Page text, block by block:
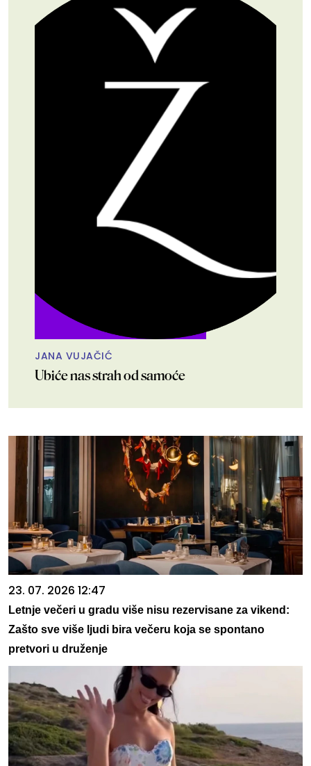
JANA VUJAČIĆ
Ubiće nas strah od samoće
23. 07. 2026 12:47
Letnje večeri u gradu više nisu rezervisane za vikend:
Zašto sve više ljudi bira večeru koja se spontano
pretvori u druženje